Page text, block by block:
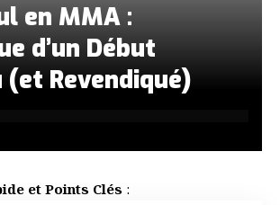
en MMA :
d’un Début
Revendiqué)
et Points Clés :